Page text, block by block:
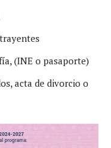
(INE o pasaporte)
acta de divorcio o